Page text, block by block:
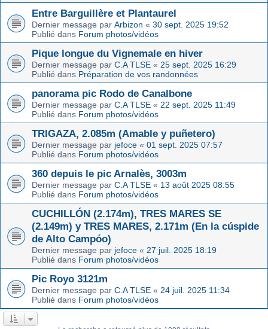
Entre Barguillère et Plantaurel
Dernier message par Arbizon « 30 sept. 2025 19:52
Publié dans Forum photos/vidéos
Pique longue du Vignemale en hiver
Dernier message par C.A TLSE « 25 sept. 2025 16:29
Publié dans Préparation de vos randonnées
panorama pic Rodo de Canalbone
Dernier message par C.A TLSE « 22 sept. 2025 11:49
Publié dans Forum photos/vidéos
TRIGAZA, 2.085m (Amable y puñetero)
Dernier message par jefoce « 01 sept. 2025 07:57
Publié dans Forum photos/vidéos
360 depuis le pic Arnalès, 3003m
Dernier message par C.A TLSE « 13 août 2025 08:55
Publié dans Forum photos/vidéos
CUCHILLÓN (2.174m), TRES MARES SE
(2.149m) y TRES MARES, 2.171m (En la cúspide
de Alto Campóo)
Dernier message par jefoce « 27 juil. 2025 18:19
Publié dans Forum photos/vidéos
Pic Royo 3121m
Dernier message par C.A TLSE « 24 juil. 2025 11:34
Publié dans Forum photos/vidéos